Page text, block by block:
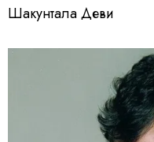
Шакунтала Деви